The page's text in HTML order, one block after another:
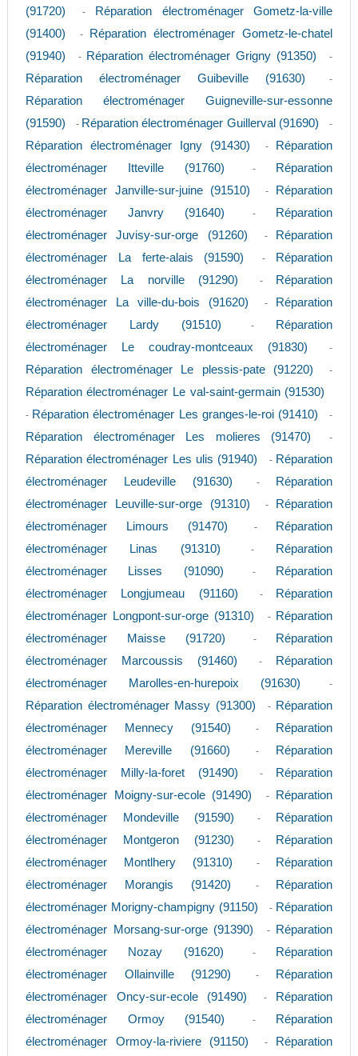
(91720) -
Réparation électroménager Gometz-la-ville
(91400)
-
Réparation électroménager Gometz-le-chatel
(91940)
- Réparation électroménager Grigny (91350) -
Réparation électroménager Guibeville (91630) -
Réparation électroménager Guigneville-sur-essonne
(91590)
- Réparation électroménager Guillerval (91690) -
Réparation électroménager Igny (91430) -
Réparation
électroménager Itteville (91760)
-
Réparation
électroménager Janville-sur-juine (91510)
-
Réparation
électroménager Janvry (91640)
-
Réparation
électroménager Juvisy-sur-orge (91260)
-
Réparation
électroménager La ferte-alais (91590)
-
Réparation
électroménager La norville (91290)
-
Réparation
électroménager La ville-du-bois (91620)
-
Réparation
électroménager Lardy (91510)
-
Réparation
électroménager Le coudray-montceaux (91830)
-
Réparation électroménager Le plessis-pate (91220) -
Réparation électroménager Le val-saint-germain (91530)
- Réparation électroménager Les granges-le-roi (91410) -
Réparation électroménager Les molieres (91470) -
Réparation électroménager Les ulis (91940) - Réparation
électroménager Leudeville (91630)
-
Réparation
électroménager Leuville-sur-orge (91310)
-
Réparation
électroménager Limours (91470)
-
Réparation
électroménager Linas (91310)
-
Réparation
électroménager Lisses (91090)
-
Réparation
électroménager Longjumeau (91160)
-
Réparation
électroménager Longpont-sur-orge (91310)
- Réparation
électroménager Maisse (91720)
-
Réparation
électroménager Marcoussis (91460)
-
Réparation
électroménager Marolles-en-hurepoix (91630)
-
Réparation électroménager Massy (91300) - Réparation
électroménager Mennecy (91540)
-
Réparation
électroménager Mereville (91660)
-
Réparation
électroménager Milly-la-foret (91490)
-
Réparation
électroménager Moigny-sur-ecole (91490)
-
Réparation
électroménager Mondeville (91590)
-
Réparation
électroménager Montgeron (91230)
-
Réparation
électroménager Montlhery (91310)
-
Réparation
électroménager Morangis (91420)
-
Réparation
électroménager Morigny-champigny (91150)
- Réparation
électroménager Morsang-sur-orge (91390)
-
Réparation
électroménager Nozay (91620)
-
Réparation
électroménager Ollainville (91290)
-
Réparation
électroménager Oncy-sur-ecole (91490)
-
Réparation
électroménager Ormoy (91540)
-
Réparation
électroménager Ormoy-la-riviere (91150)
-
Réparation